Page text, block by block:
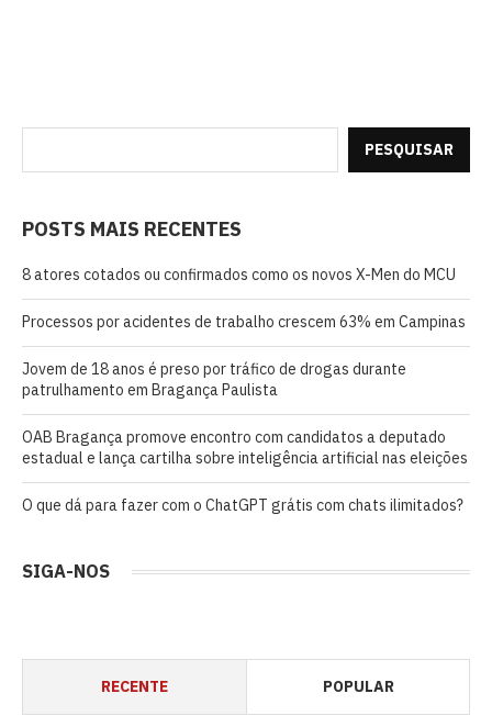
PESQUISAR
POSTS MAIS RECENTES
8 atores cotados ou confirmados como os novos X-Men do MCU
Processos por acidentes de trabalho crescem 63% em Campinas
Jovem de 18 anos é preso por tráfico de drogas durante
patrulhamento em Bragança Paulista
OAB Bragança promove encontro com candidatos a deputado
estadual e lança cartilha sobre inteligência artificial nas eleições
O que dá para fazer com o ChatGPT grátis com chats ilimitados?
SIGA-NOS
RECENTE POPULAR